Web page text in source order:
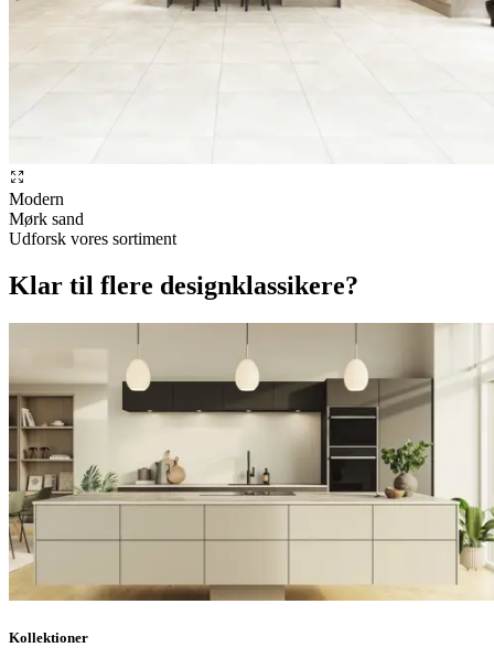
Modern
Mørk sand
Udforsk vores sortiment
Klar til flere designklassikere?
Kollektioner